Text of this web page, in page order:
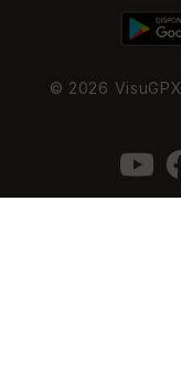
© 2026 VisuGPX